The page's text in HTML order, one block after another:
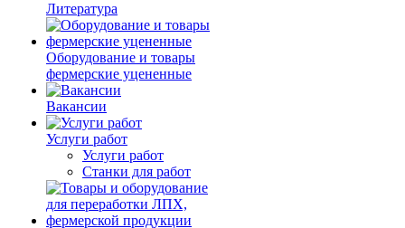
Литература
Оборудование и товары
фермерские уцененные
Вакансии
Услуги работ
Услуги работ
Станки для работ